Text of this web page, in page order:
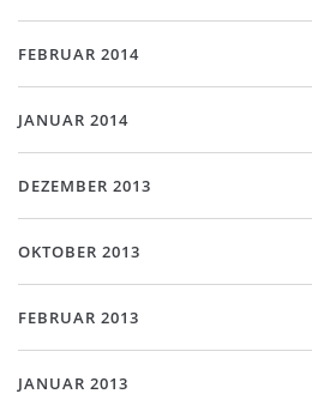
FEBRUAR 2014
JANUAR 2014
DEZEMBER 2013
OKTOBER 2013
FEBRUAR 2013
JANUAR 2013